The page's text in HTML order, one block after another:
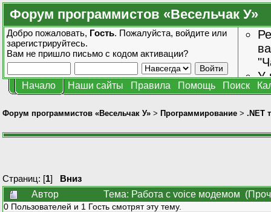
Форум программистов «Весельчак У»
Добро пожаловать, Гость. Пожалуйста, войдите или
зарегистрируйтесь.
Вам не пришло письмо с кодом активации?
У
Начало Наши сайты Правила Помощь Поиск
Форум программистов «Весельчак У» > Программирование > .NET
Страниц: [1] Вниз
Автор
Тема: Работа с voice модемом
0 Пользователей и 1 Гость смотрят эту тему.